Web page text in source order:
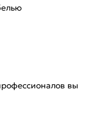
вы